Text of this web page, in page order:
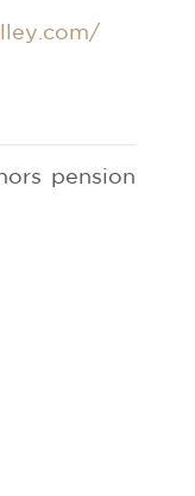
pension